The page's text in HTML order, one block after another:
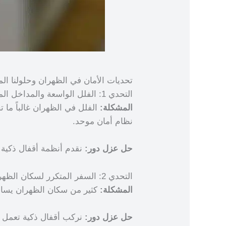
تحديات الأمان في الظهران وحلولنا
التحدي 1: الفلل الواسعة والمداخل المتعددة
المشكلة: الفلل في الظهران غالباً
نظام أمان موحد.
حل عزل دور: نقدم أنظمة أقفال
التحدي 2: السفر المتكرر لسكان الظهران
المشكلة: كثير من سكان الظهران
حل عزل دور: نركب أقفال ذكية تعمل